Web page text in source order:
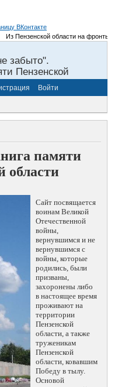
Из Пензенской области на фронты
забыто".
Пензенской
Войти
памяти
области
Сайт посвящается
воинам Великой
Отечественной
войны,
вернувшимся и не
вернувшимся с
войны, которые
родились, были
призваны,
захоронены либо
в настоящее время
проживают на
территории
Пензенской
области, а также
труженикам
Пензенской
области, ковавшим
Победу в тылу.
Основой